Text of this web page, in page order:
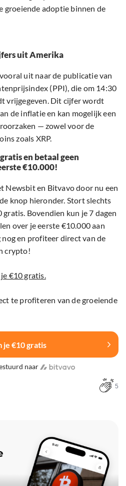
groeiende adoptie binnen de
uit Amerika
uit naar de publicatie van
(PPI), die om 14:30
vrijgegeven. Dit cijfer wordt
de inflatie en kan mogelijk een
— zowel voor de
zoals XRP.
en betaal geen
€10.000!
Newsbit en Bitvavo door nu een
knop hieronder. Stort slechts
Bovendien kun je 7 dagen
over je eerste €10.000 aan
en profiteer direct van de
crypto!
€10 gratis.
te profiteren van de groeiende
je €10 gratis
naar
5